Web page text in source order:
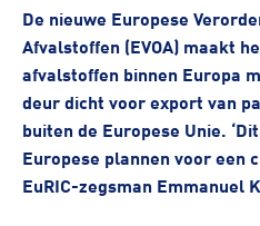
De nieuwe Europese
Afvalstoffen (EVOA) maakt
afvalstoffen binnen Europa
deur dicht voor export van
buiten de Europese Unie.
Europese plannen voor een
EuRIC-zegsman Emmanuel